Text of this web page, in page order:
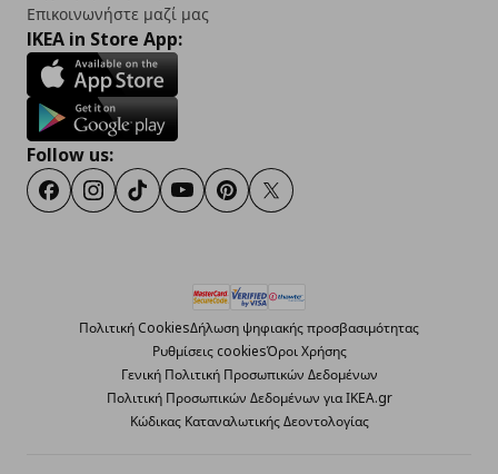
Επικοινωνήστε μαζί μας
IKEA in Store App:
Follow us:
FacebookInstagram
TikTokYoutubePinterestTwitter
Πολιτική CookiesΔήλωση ψηφιακής προσβασιμότητας
Ρυθμίσεις cookiesΌροι Χρήσης
Γενική Πολιτική Προσωπικών Δεδομένων
Πολιτική Προσωπικών Δεδομένων για ΙΚΕΑ.gr
Κώδικας Καταναλωτικής Δεοντολογίας